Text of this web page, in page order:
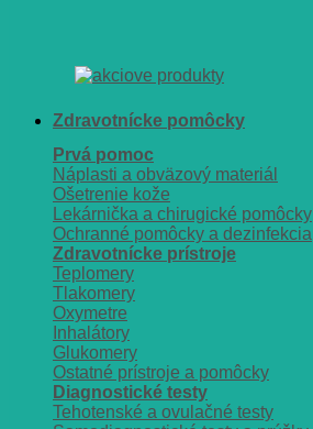
Zdravotnícke pomôcky
Prvá pomoc
Náplasti a obväzový materiál
Ošetrenie kože
Lekárnička a chirugické pomôcky
Ochranné pomôcky a dezinfekcia
Zdravotnícke prístroje
Teplomery
Tlakomery
Oxymetre
Inhalátory
Glukomery
Ostatné prístroje a pomôcky
Diagnostické testy
Tehotenské a ovulačné testy